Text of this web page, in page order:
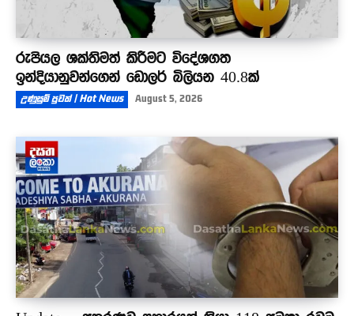
රුපියල ශක්තිමත් කිරීමට විදේශගත
ඉන්දියානුවන්ගෙන් ඩොලර් බිලියන 40.8ක්
උණුසුම් පුවත් | Hot News August 5, 2026